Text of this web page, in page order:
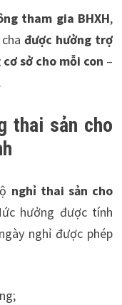
tham gia BHXH,
được hưởng trợ
sở cho mỗi con –
.
thai sản cho
nghỉ thai sản cho
hưởng được tính
nghỉ được phép